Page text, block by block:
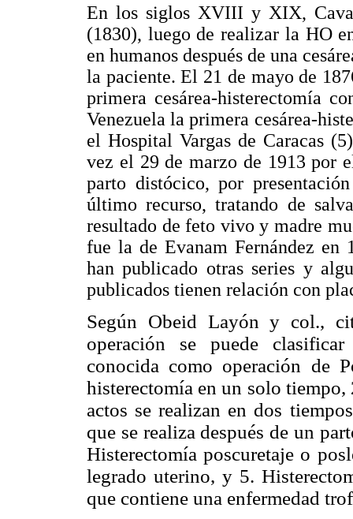
En los siglos XVIII y XIX,
(1830), luego de realizar la HO
en humanos después de una
la paciente. El 21 de mayo de
primera cesárea-histerectomía
Venezuela la primera cesárea-
el Hospital Vargas de Caracas
vez el 29 de marzo de 1913 por
parto distócico, por
último recurso, tratando de
resultado de feto vivo y madre
fue la de Evanam Fernández en
han publicado otras series y
publicados tienen relación con
Según Obeid Layón y col.,
operación se puede
conocida como operación de
histerectomía en un solo tiempo,
actos se realizan en dos
que se realiza después de un
Histerectomía poscuretaje o
legrado uterino, y 5.
que contiene una enfermedad